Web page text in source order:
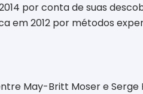
por conta de suas
em 2012 por métodos
May-Britt Moser e Serge